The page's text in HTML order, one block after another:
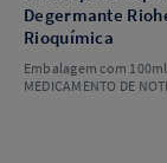
Degermante
Rioquímica
Embalagem com
MEDICAMENTO DE